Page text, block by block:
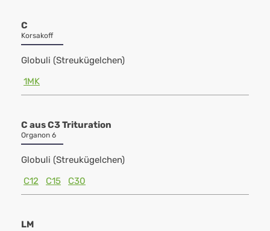
C
Korsakoff
Globuli (Streukügelchen)
1MK
C aus C3 Trituration
Organon 6
Globuli (Streukügelchen)
C12
C15 C30
LM